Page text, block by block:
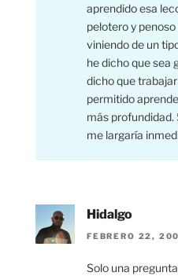
aprendido esa
pelotero y
viniendo de un
he dicho que sea
dicho que
permitido
más profundidad.
me largaría
Hidalgo
FEBRERO 22,
Solo una